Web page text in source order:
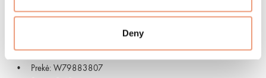
Deny
Kolekcija: Eka
Prekė: W79883807